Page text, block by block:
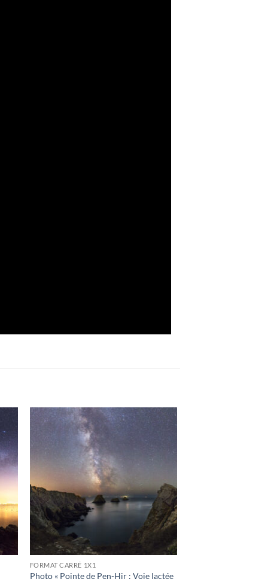
FORMAT CARRÉ 1X1
Photo « Pointe de Pen-Hir : Voie lactée